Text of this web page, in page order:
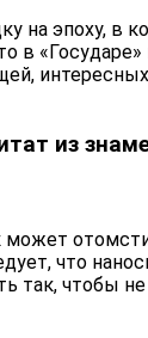
на эпоху, в
в
из
может
что
так, чтобы